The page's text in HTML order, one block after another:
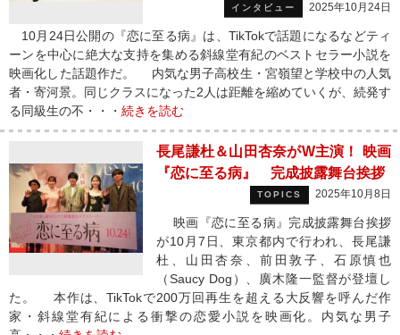
インタビュー 2025年10月24日
10月24日公開の『恋に至る病』は、TikTokで話題になるなどティ
ーンを中心に絶大な支持を集める斜線堂有紀のベストセラー小説を
映画化した話題作だ。 内気な男子高校生・宮嶺望と学校中の人気
者・寄河景。同じクラスになった2人は距離を縮めていくが、続発す
る同級生の不・・・ 続きを読む
長尾謙杜＆山田杏奈がW主演！ 映画
『恋に至る病』 完成披露舞台挨拶
TOPICS 2025年10月8日
映画『恋に至る病』完成披露舞台挨拶
が10月7日、東京都内で行われ、長尾謙
杜、山田杏奈、前田敦子、石原慎也
（Saucy Dog）、廣木隆一監督が登壇し
た。 本作は、TikTokで200万回再生を超える大反響を呼んだ作
家・斜線堂有紀による衝撃の恋愛小説を映画化。内気な男子